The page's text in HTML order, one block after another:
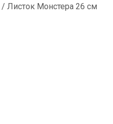
/ Листок Монстера 26 см